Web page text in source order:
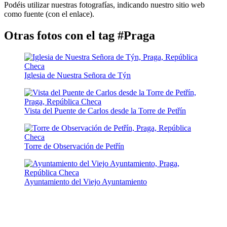
Podéis utilizar nuestras fotografías, indicando nuestro sitio web
como fuente (con el enlace).
Otras fotos con el tag #Praga
Iglesia de Nuestra Señora de Týn
Vista del Puente de Carlos desde la Torre de Petřín
Torre de Observación de Petřín
Ayuntamiento del Viejo Ayuntamiento